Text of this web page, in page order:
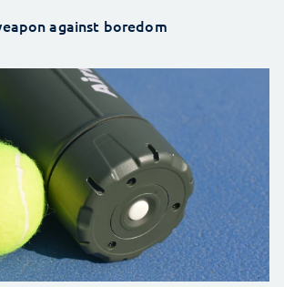
against boredom